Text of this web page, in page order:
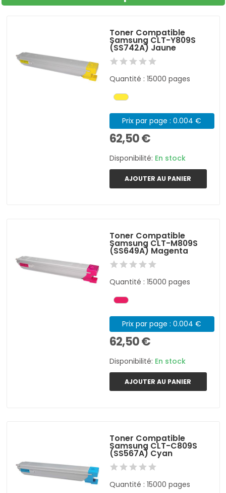
Toner Compatible
Samsung CLT-Y809S
(SS742A) Jaune
Quantité : 15000 pages
Prix par page : 0.004 €
62,50 €
Disponibilité: En stock
AJOUTER AU PANIER
Toner Compatible
Samsung CLT-M809S
(SS649A) Magenta
Quantité : 15000 pages
Prix par page : 0.004 €
62,50 €
Disponibilité: En stock
AJOUTER AU PANIER
Toner Compatible
Samsung CLT-C809S
(SS567A) Cyan
Quantité : 15000 pages